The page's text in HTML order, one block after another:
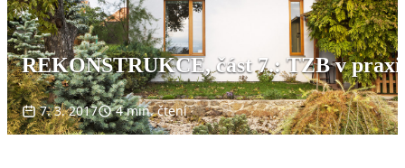
REKONSTRUKCE, část 7.: TZB v praxi
7. 3. 2017 4 min. čtení